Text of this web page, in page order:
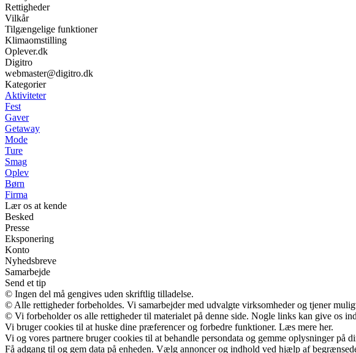
Rettigheder
Vilkår
Tilgængelige funktioner
Klimaomstilling
Oplever.dk
Digitro
webmaster@digitro.dk
Kategorier
Aktiviteter
Fest
Gaver
Getaway
Mode
Ture
Smag
Oplev
Børn
Firma
Lær os at kende
Besked
Presse
Eksponering
Konto
Nyhedsbreve
Samarbejde
Send et tip
© Ingen del må gengives uden skriftlig tilladelse.
© Alle rettigheder forbeholdes. Vi samarbejder med udvalgte virksomheder og tjener
© Vi forbeholder os alle rettigheder til materialet på denne side. Nogle links kan give os
Vi bruger cookies til at huske dine præferencer og forbedre funktioner. Læs mere her.
Vi og vores partnere bruger cookies til at behandle persondata og gemme oplysninger
Få adgang til og gem data på enheden. Vælg annoncer og indhold ved hjælp af